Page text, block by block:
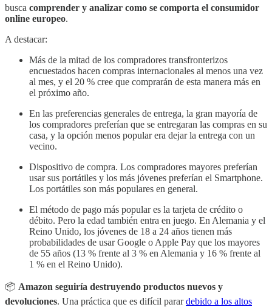
busca comprender y analizar como se comporta el consumidor
online europeo.
A destacar:
Más de la mitad de los compradores transfronterizos
encuestados hacen compras internacionales al menos una vez
al mes, y el 20 % cree que comprarán de esta manera más en
el próximo año.
En las preferencias generales de entrega, la gran mayoría de
los compradores preferían que se entregaran las compras en su
casa, y la opción menos popular era dejar la entrega con un
vecino.
Dispositivo de compra. Los compradores mayores preferían
usar sus portátiles y los más jóvenes preferían el Smartphone.
Los portátiles son más populares en general.
El método de pago más popular es la tarjeta de crédito o
débito. Pero la edad también entra en juego. En Alemania y el
Reino Unido, los jóvenes de 18 a 24 años tienen más
probabilidades de usar Google o Apple Pay que los mayores
de 55 años (13 % frente al 3 % en Alemania y 16 % frente al
1 % en el Reino Unido).
📦 Amazon seguiría destruyendo productos nuevos y
devoluciones. Una práctica que es difícil parardebido a los altos